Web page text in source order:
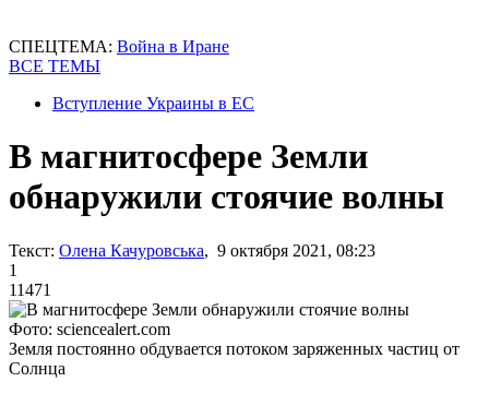
СПЕЦТЕМА: Война в Иране
ВСЕ ТЕМЫ
Вступление Украины в ЕС
В магнитосфере Земли
обнаружили стоячие волны
Текст: Олена Качуровська, 9 октября 2021, 08:23
1
11471
Фото: sciencealert.com
Земля постоянно обдувается потоком заряженных частиц от
Солнца